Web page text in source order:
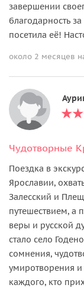
завершении
благодарность
посетила её!
около 2 месяцев
Чудотворные
Поездка в
Ярославии,
Залесский и
путешествием, а
веры и русской
стало село
сомнения,
умиротворения и
каждого, кто